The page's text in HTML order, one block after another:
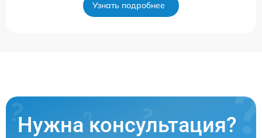
Узнать подробнее
Нужна консультация?